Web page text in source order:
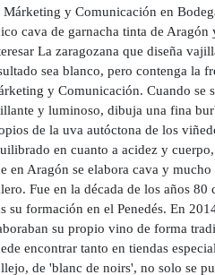
Márketing y Comunicación en
cava de garnacha tinta de
La zaragozana que diseña
sea blanco, pero contenga la
y Comunicación. Cuando se
y luminoso, dibuja una fina
de la uva autóctona de los
en cuanto a acidez y
en Aragón se elabora cava y
Fue en la década de los años
su formación en el Penedés. En
su propio vino de forma
encontrar tanto en tiendas
de 'blanc de noirs', no solo se